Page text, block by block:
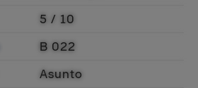
5 / 10
B 022
Asunto